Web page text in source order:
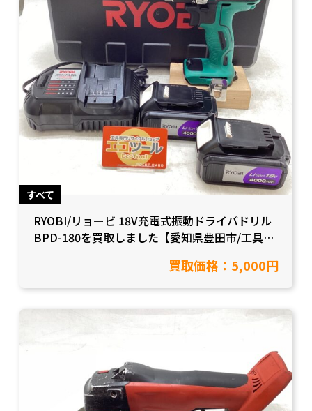
すべて
RYOBI/リョービ 18V充電式振動ドライバドリル
BPD-180を買取しました【愛知県豊田市/工具買
買取価格：5,000円